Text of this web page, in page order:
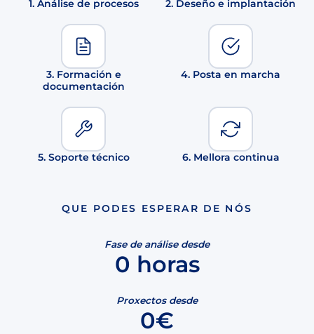
1. Análise de procesos 2. Deseño e implantación
3. Formación e
documentación
4. Posta en marcha
5. Soporte técnico 6. Mellora continua
QUE PODES ESPERAR DE NÓS
Fase de análise desde
0 horas
Proxectos desde
0€